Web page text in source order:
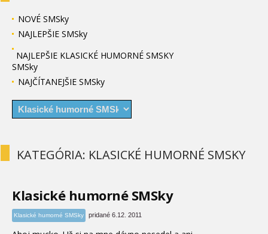
NOVÉ SMSky
NAJLEPŠIE SMSky
NAJLEPŠIE KLASICKÉ HUMORNÉ SMSKY
SMSky
NAJČÍTANEJŠIE SMSky
KATEGÓRIA: KLASICKÉ HUMORNÉ SMSKY
Klasické humorné SMSky
Klasické humorné SMSky pridané 6.12. 2011